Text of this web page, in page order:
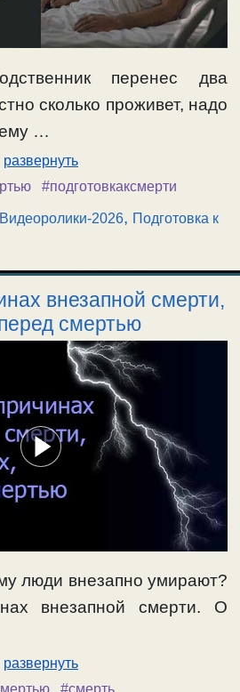
перенес два
сколько проживет, надо
…
развернуть
#подготовкаксмерти
Видеоролики-2026, Подготовка к
внезапной смерти,
смертью
люди внезапно умирают?
внезапной смерти. О
развернуть